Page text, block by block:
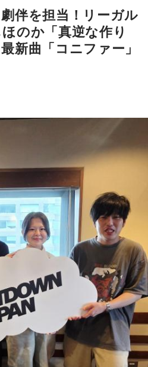
フリーで聴く
アム会員の登録でご利用いた
JAPAN
じめとする、JFN全国38局ネッ
グランジ）、潮紗理菜
countdownjapan/
向坂46のほっとひといき！
髙橋未来虹、藤嶌果歩、山下葉
ら注目を集め、国内大型ロッ
でなく、アメリカで開催され
国ツアーの開催など、海外で
2019年公開の映画「惡の華」で
今年4月から放送されたテレビド
はしほのかさんが劇伴を担当。
ツアーの開催が決定していま
で、（テレビドラマ版ではW主
んがめちゃくちゃ素晴らしかっ
の音楽って、どう作っていく
らせてもらったんですけど、今
曲やバンドでやる曲の作り方と
にいかに没頭させるかが重要と
、音楽を聴いてほしくて作って
音楽は、映像を観てもらわない
もらったらダメなんですよ。だ
り方を体験できて、めちゃめち
伴を担当！リーガル
のか「真逆な作り
新曲「コニファー」